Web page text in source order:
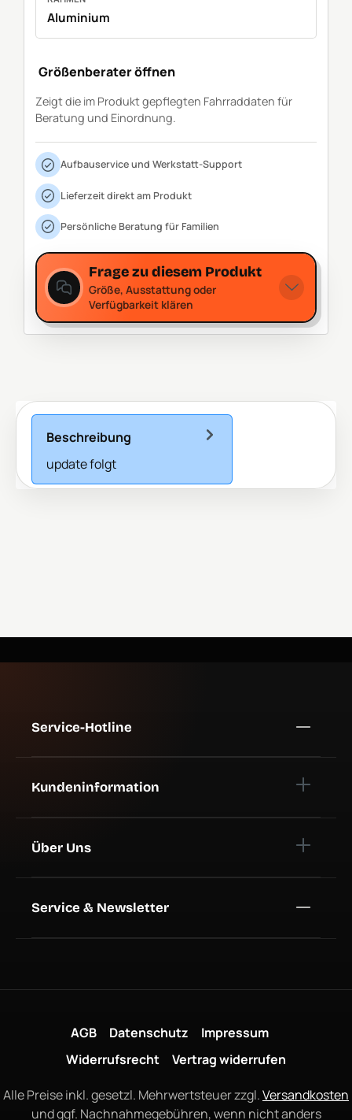
Aluminium
Größenberater öffnen
Zeigt die im Produkt gepflegten Fahrraddaten für
Beratung und Einordnung.
Aufbauservice und Werkstatt-Support
Lieferzeit direkt am Produkt
Persönliche Beratung für Familien
Frage zu diesem Produkt
Größe, Ausstattung oder
Verfügbarkeit klären
Beschreibung
update folgt
Service-Hotline
Kundeninformation
Über Uns
Service & Newsletter
AGB Datenschutz
Impressum
Widerrufsrecht
Vertrag widerrufen
Alle Preise inkl. gesetzl. Mehrwertsteuer zzgl.Versandkosten
und ggf. Nachnahmegebühren, wenn nicht anders